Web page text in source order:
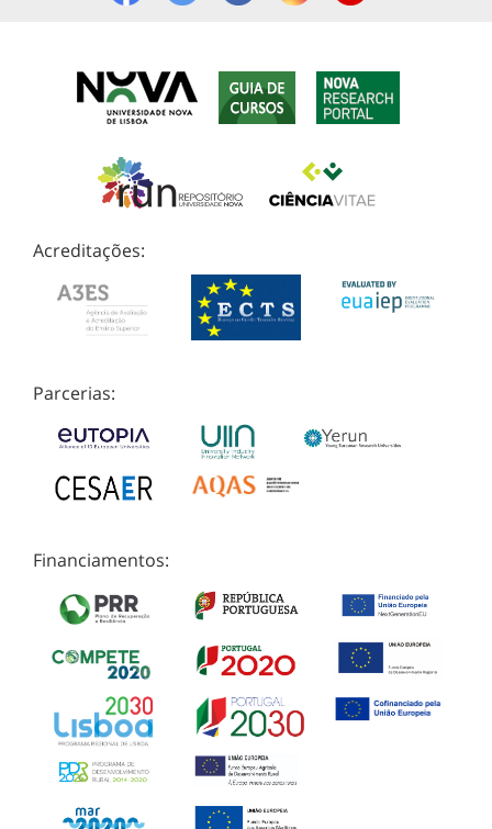
Acreditações:
Parcerias:
Financiamentos: